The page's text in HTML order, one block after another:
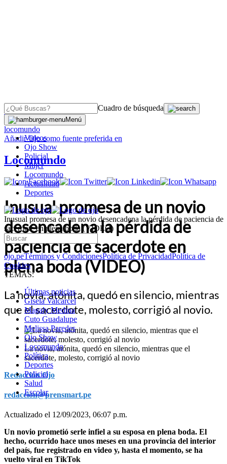
Cuadro de búsqueda
Menú
Videos
Ojo Show
Policial
Mujer
Locomundo
Actualidad
Deportes
Inusual promesa de un novio desencadena la pérdida de paciencia de
sacerdote en plena boda (VIDEO)
ojo.peTérminos y CondicionesPolítica de PrivacidadPolítica de
Cookies
TEMAS:
Últimas noticias
Gisela Valcarcel
Magaly Medina
Cuto Guadalupe
Melissa Paredes
Ojo Show
Locomundo
Política
Deportes
Policial
Salud
Escolar
OJO
locomundo
AñadirOjocomo fuente preferida en
Locomundo
Inusual promesa de un novio
desencadena la pérdida de
paciencia de sacerdote en
plena boda (VIDEO)
La novia, atónita, quedó en silencio, mientras
que el sacerdote, molesto, corrigió al novio.
La novia, atónita, quedó en silencio, mientras que el
sacerdote, molesto, corrigió al novio
Redacción Ojo
redaccion@prensmart.pe
Actualizado el 12/09/2023, 06:07 p.m.
Un novio prometió serle infiel a su esposa en plena boda. El
hecho, ocurrido hace unos meses en una provincia del interior
del país, fue registrado en video y, hasta el momento, se ha
vuelto viral en TikTok